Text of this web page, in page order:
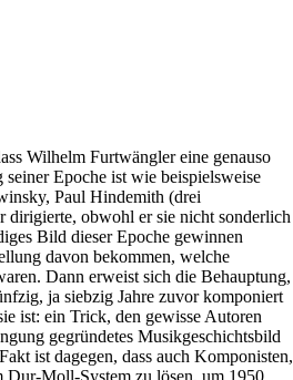
Wilhelm Furtwängler eine genauso
seiner Epoche ist wie beispielsweise
Paul Hindemith (drei
dirigierte, obwohl er sie nicht sonderlich
Bild dieser Epoche gewinnen
davon bekommen, welche
Dann erweist sich die Behauptung,
ja siebzig Jahre zuvor komponiert
ist: ein Trick, den gewisse Autoren
gegründetes Musikgeschichtsbild
ist dagegen, dass auch Komponisten,
Dur-Moll-System zu lösen, um 1950